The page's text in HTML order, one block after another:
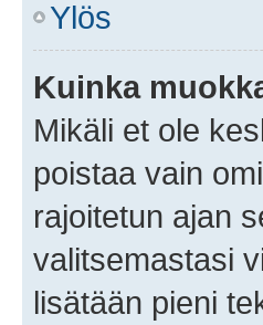
Ylös
Kuinka
Mikäli et ole
poistaa vain
rajoitetun ajan
valitsemastasi
lisätään pieni